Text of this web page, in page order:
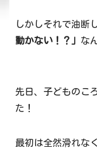
しかしそれで油断
動かない！？」 な
先日、子どものこ
た！
最初は全然滑れな